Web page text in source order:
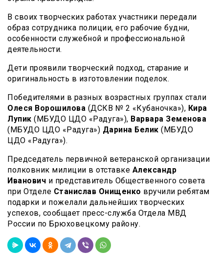
В своих творческих работах участники передали
образ сотрудника полиции, его рабочие будни,
особенности служебной и профессиональной
деятельности.
Дети проявили творческий подход, старание и
оригинальность в изготовлении поделок.
Победителями в разных возрастных группах стали
Олеся Ворошилова (ДСКВ № 2 «Кубаночка»), Кира
Лупик (МБУДО ЦДО «Радуга»), Варвара Земенова
(МБУДО ЦДО «Радуга») Дарина Белик (МБУДО
ЦДО «Радуга»).
Председатель первичной ветеранской организации
полковник милиции в отставке Александр
Иванович и представитель Общественного совета
при Отделе Станислав Онищенко вручили ребятам
подарки и пожелали дальнейших творческих
успехов, сообщает пресс-служба Отдела МВД
России по Брюховецкому району.